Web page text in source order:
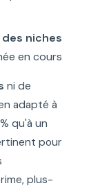
niches
en cours
ni de
adapté à
qu'à un
pour
plus-